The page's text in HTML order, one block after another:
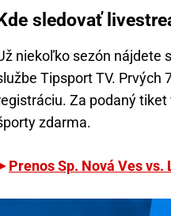
sledovať
niekoľko sezón nájdete
Tipsport TV. Prvých
Za podaný
zdarma.
Prenos Sp. Nová Ves vs.